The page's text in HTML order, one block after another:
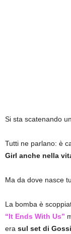
Si sta scatenando
Tutti ne parlano: è
Girl anche nella
Ma da dove nasce
La bomba è
“It Ends With Us”
era sul set di